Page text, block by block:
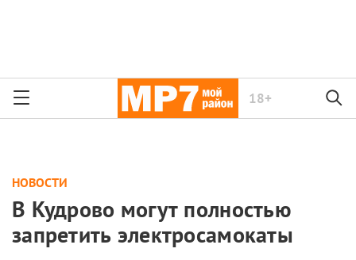
18+
НОВОСТИ
В Кудрово могут полностью
запретить электросамокаты